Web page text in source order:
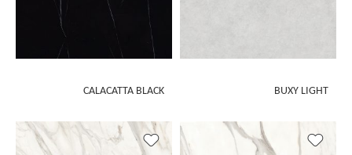
BUXY LIGHT
CALACATTA BLACK